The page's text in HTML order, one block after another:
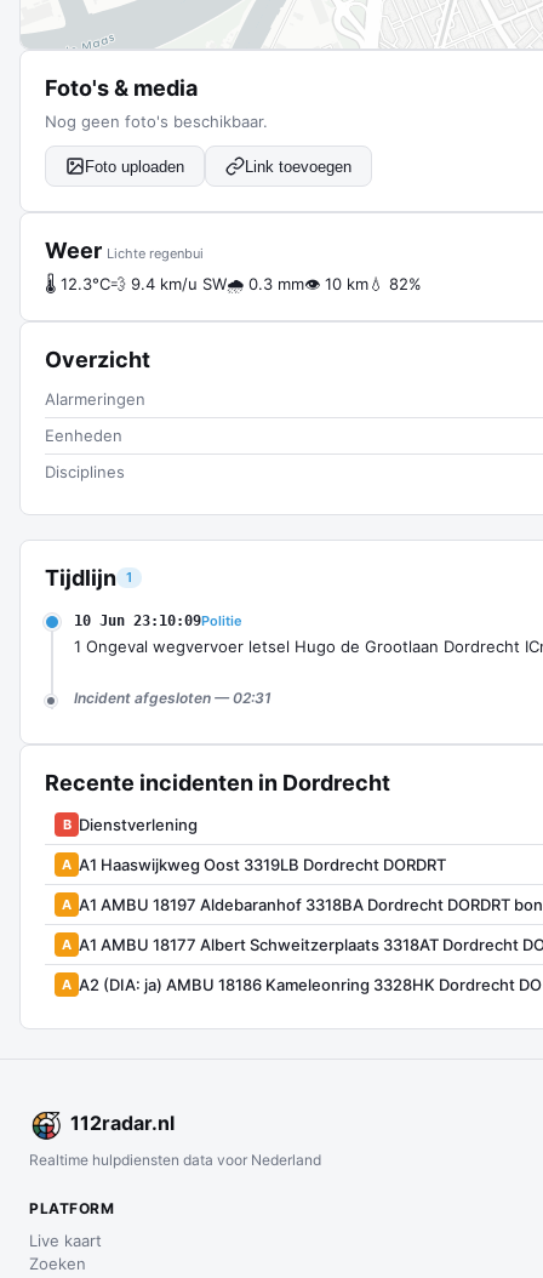
Tijdlijn 1
10 Jun 23:10:09Politie
1 Ongeval wegvervoer letsel Hugo de Grootlaan Dordrecht
Incident afgesloten — 02:31
Recente incidenten in Dordrecht
B Dienstverlening
A A1 Haaswijkweg Oost 3319LB Dordrecht DORDRT
A A1 AMBU 18197 Aldebaranhof 3318BA Dordrecht DORDRT
A A1 AMBU 18177 Albert Schweitzerplaats 3318AT Dordrecht
A A2 (DIA: ja) AMBU 18186 Kameleonring 3328HK Dordrecht
Foto's & media
Nog geen foto's beschikbaar.
Foto uploaden Link toevoegen
Weer Lichte regenbui
🌡 12.3°C💨 9.4 km/u SW🌧 0.3 mm👁 10 km💧 82%
Overzicht
Alarmeringen
Eenheden
Disciplines
112radar.nl
Realtime hulpdiensten data voor Nederland
PLATFORM
Live kaart
Zoeken